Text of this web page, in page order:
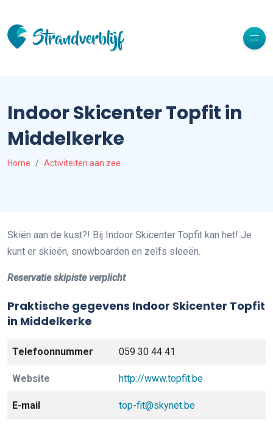
Indoor Skicenter Topfit in
Middelkerke
Home Activiteiten aan zee
Skiën aan de kust?! Bij Indoor Skicenter Topfit kan het! Je
kunt er skieën, snowboarden en zelfs sleeën.
Reservatie skipiste verplicht
Praktische gegevens Indoor Skicenter Topfit
in Middelkerke
Telefoonnummer 059 30 44 41
Website http://www.topfit.be
E-mail top-fit@skynet.be